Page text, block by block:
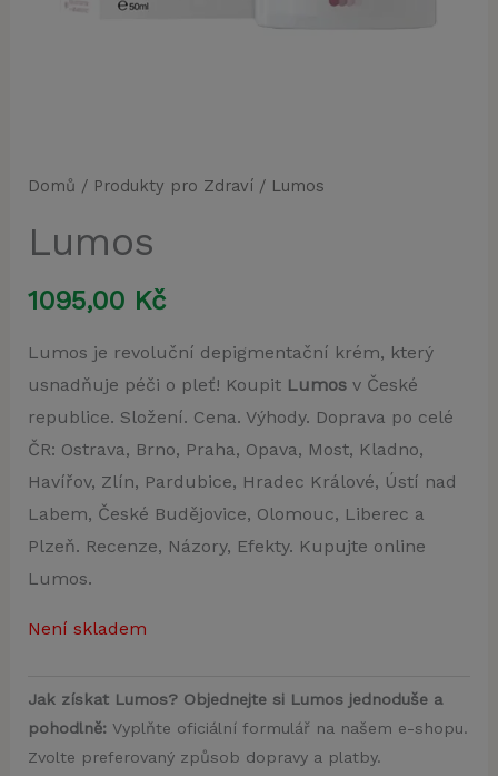
Domů / Produkty pro Zdraví/ Lumos
Lumos
1095,00 Kč
Lumos je revoluční depigmentační krém, který
usnadňuje péči o pleť! Koupit Lumosv České
republice. Složení. Cena. Výhody. Doprava po celé
ČR: Ostrava, Brno, Praha, Opava, Most, Kladno,
Havířov, Zlín, Pardubice, Hradec Králové, Ústí nad
Labem, České Budějovice, Olomouc, Liberec a
Plzeň. Recenze, Názory, Efekty. Kupujte online
Lumos.
Není skladem
Jak získat Lumos? Objednejte si Lumos jednoduše a
pohodlně:Vyplňte oficiální formulář na našem e-shopu.
Zvolte preferovaný způsob dopravy a platby.